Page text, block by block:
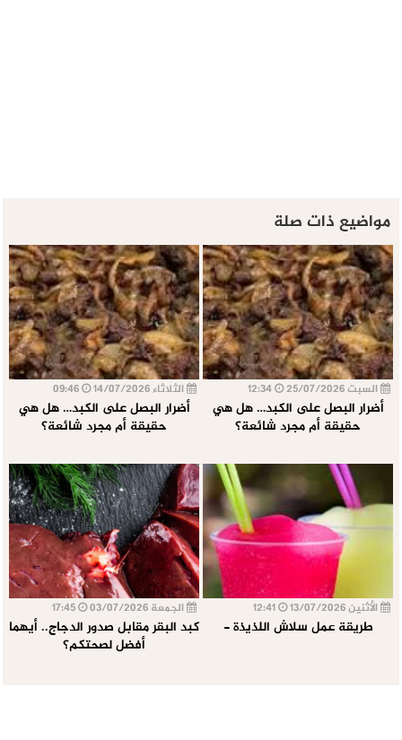
مواضيع ذات صلة
السبت 25/07/2026
أضرار البصل على الكبد… هل هي
حقيقة أم مجرد شائعة؟
الثلاثاء 14/07/2026
أضرار البصل على الكبد… هل هي
حقيقة أم مجرد شائعة؟
الأثنين 13/07/2026
طريقة عمل سلاش اللذيذة -
الجمعة 03/07/2026
كبد البقر مقابل صدور الدجاج.. أيهما
أفضل لصحتكم؟